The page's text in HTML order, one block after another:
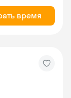
время